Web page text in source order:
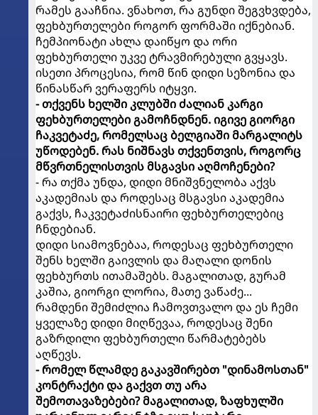
რამეს გააჩნია. ვნახოთ, რა გუნდი შეგვხვდება,
ფეხბურთელები როგორ ფორმაში იქნებიან.
ჩემპიონატი ახლა დაიწყო და ორი
ფეხბურთელი უკვე ტრავმირებული გვყავს.
ისეთი პროცესია, რომ წინ დიდი სეზონია და
წინასწარ ვერაფერს იტყვი.
- თქვენს ხელში კლუბში ძალიან კარგი
ფეხბურთელები გამოჩნდნენ. იგივე გიორგი
ჩაკვეტაძე, რომელსაც ბელგიაში მარგალიტს
უწოდებენ. რას ნიშნავს თქვენთვის, როგორც
მწვრთნელისთვის მსგავსი აღმოჩენები?
- რა თქმა უნდა, დიდი მნიშვნელობა აქვს
აკადემიას და როდესაც მსგავსი აკადემია
გაქვს, ჩაკვეტაძისნაირი ფეხბურთელებიც
ჩნდებიან.
დიდი სიამოვნებაა, როდესაც ფეხბურთელი
შენს ხელში გაივლის და მაღალი დონის
ფეხბურთს ითამაშებს. მაგალითად, გურამ
კაშია, გიორგი ლორია, მათე ვაწაძე...
რამდენი შემიძლია ჩამოვთვალო და ეს ჩემი
ყველაზე დიდი მიღწევაა, როდესაც შენი
გაზრდილი ფეხბურთელი წარმატებებს
აღწევს.
- რომელ წლამდე გაკავშირებთ "დინამოსთან"
კონტრაქტი და გაქვთ თუ არა
შემოთავაზებები? მაგალითად, ზაფხულში